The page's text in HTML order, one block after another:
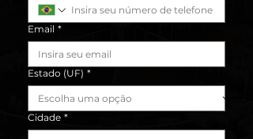
Email *
Estado (UF) *
Cidade *